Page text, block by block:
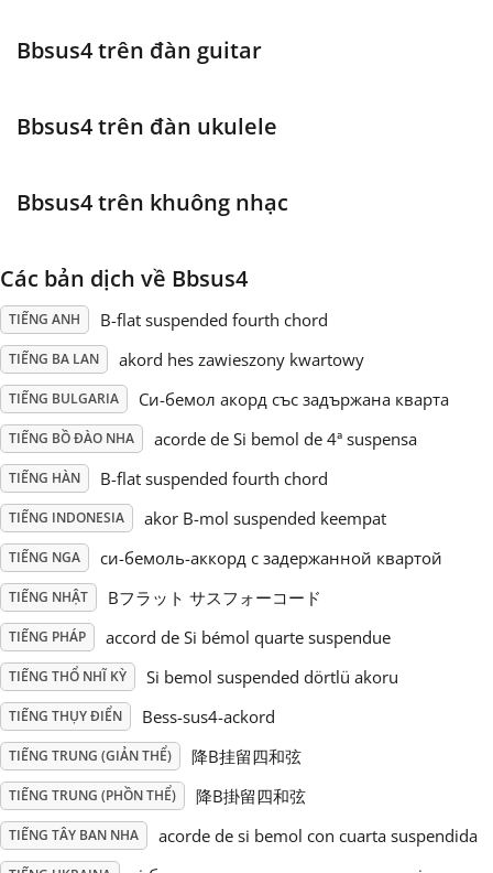
Italiano
日本語
Polski
Português
Русский
Svenska
Tiếng Việt
Türkçe
Українська
简体中文
繁體中文
Bbsus4 trên đàn guitar
Bbsus4 trên đàn ukulele
Bbsus4 trên khuông nhạc
Các bản dịch về Bbsus4
TIẾNG ANH B-flat suspended fourth chord
TIẾNG BA LAN akord hes zawieszony kwartowy
TIẾNG BULGARIA Си-бемол акорд със задържана кварта
TIẾNG BỒ ĐÀO NHA acorde de Si bemol de 4ª suspensa
TIẾNG HÀN B-flat suspended fourth chord
TIẾNG INDONESIA akor B-mol suspended keempat
TIẾNG NGA си-бемоль-аккорд с задержанной квартой
TIẾNG NHẬT Bフラット サスフォーコード
TIẾNG PHÁP accord de Si bémol quarte suspendue
TIẾNG THỔ NHĨ KỲ Si bemol suspended dörtlü akoru
TIẾNG THỤY ĐIỂN Bess-sus4-ackord
TIẾNG TRUNG (GIẢN THỂ) 降B挂留四和弦
TIẾNG TRUNG (PHỒN THỂ) 降B掛留四和弦
TIẾNG TÂY BAN NHA acorde de si bemol con cuarta suspendida